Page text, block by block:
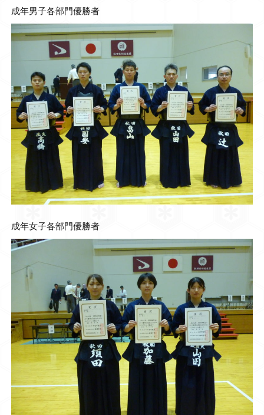
成年男子各部門優勝者
成年女子各部門優勝者